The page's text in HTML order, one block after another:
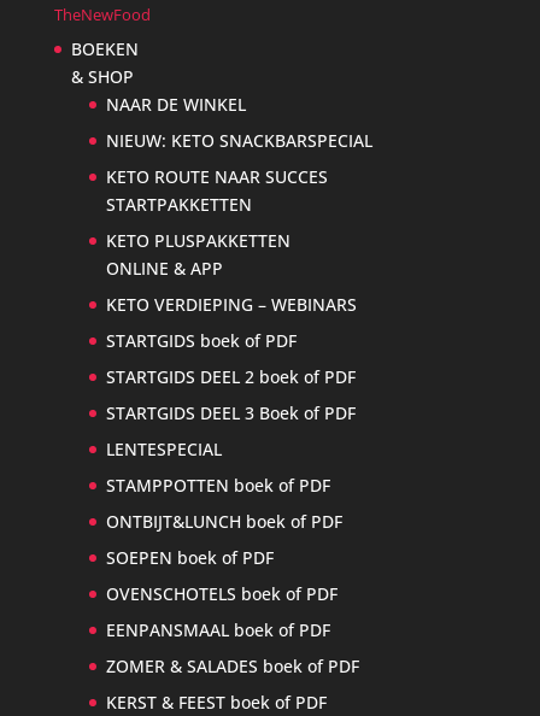
TheNewFood
BOEKEN
& SHOP
NAAR DE WINKEL
NIEUW: KETO SNACKBARSPECIAL
KETO ROUTE NAAR SUCCES
STARTPAKKETTEN
KETO PLUSPAKKETTEN
ONLINE & APP
KETO VERDIEPING – WEBINARS
STARTGIDS boek of PDF
STARTGIDS DEEL 2 boek of PDF
STARTGIDS DEEL 3 Boek of PDF
LENTESPECIAL
STAMPPOTTEN boek of PDF
ONTBIJT&LUNCH boek of PDF
SOEPEN boek of PDF
OVENSCHOTELS boek of PDF
EENPANSMAAL boek of PDF
ZOMER & SALADES boek of PDF
KERST & FEEST boek of PDF